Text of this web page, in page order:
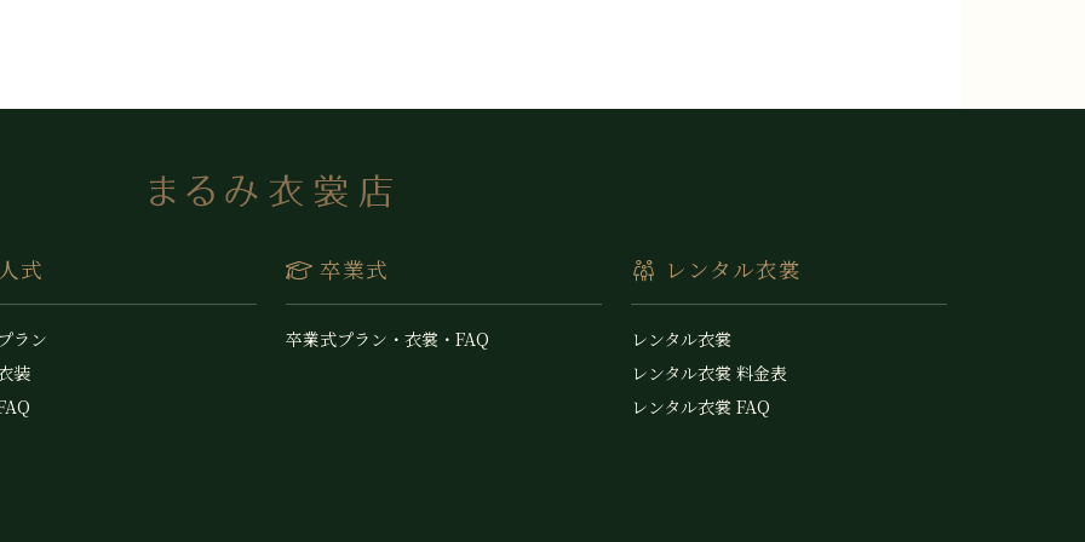
式
ラン
装
卒業式
卒業式プラン・衣裳・FAQ
レンタル衣裳
レンタル衣裳
レンタル衣裳 料金表
レンタル衣裳 FAQ